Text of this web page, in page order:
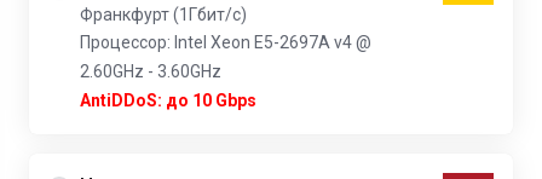
Франкфурт (1Гбит/с)
Процессор: Intel Xeon E5-2697A v4 @
2.60GHz - 3.60GHz
AntiDDoS: до 10 Gbps